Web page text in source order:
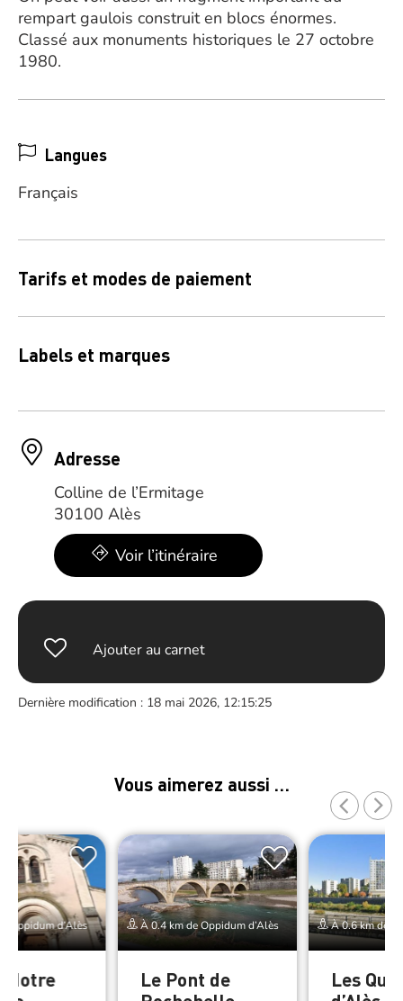
rempart gaulois construit en blocs énormes.
Classé aux monuments historiques le 27 octobre
1980.
Langues
Français
Tarifs et modes de paiement
Labels et marques
Adresse
Colline de l’Ermitage
30100 Alès
Voir l’itinéraire
Ajouter au carnet
Dernière modification : 18 mai 2026, 12:15:25
Vous aimerez aussi …
Oppidum d’Alès
Notre
À 0.4 km de Oppidum d’Alès
Le Pont de
À 0.6 km de
Les